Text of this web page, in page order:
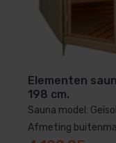
Elementen
198 cm.
Sauna model:
Afmeting